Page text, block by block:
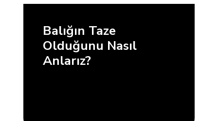
Balığın Taze
Olduğunu Nasıl
Anlarız?